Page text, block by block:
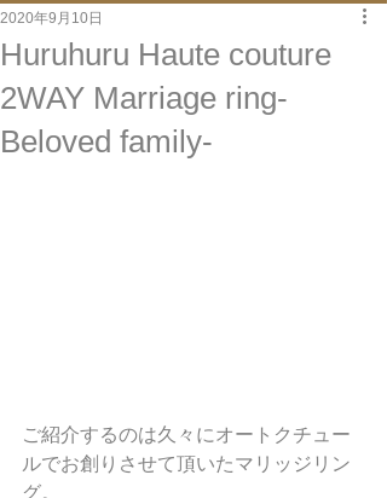
Huruhuru Haute couture
2WAY Marriage ring-
Beloved family-
2020年9月10日
ご紹介するのは久々にオートクチュー
ルでお創りさせて頂いたマリッジリン
グ。